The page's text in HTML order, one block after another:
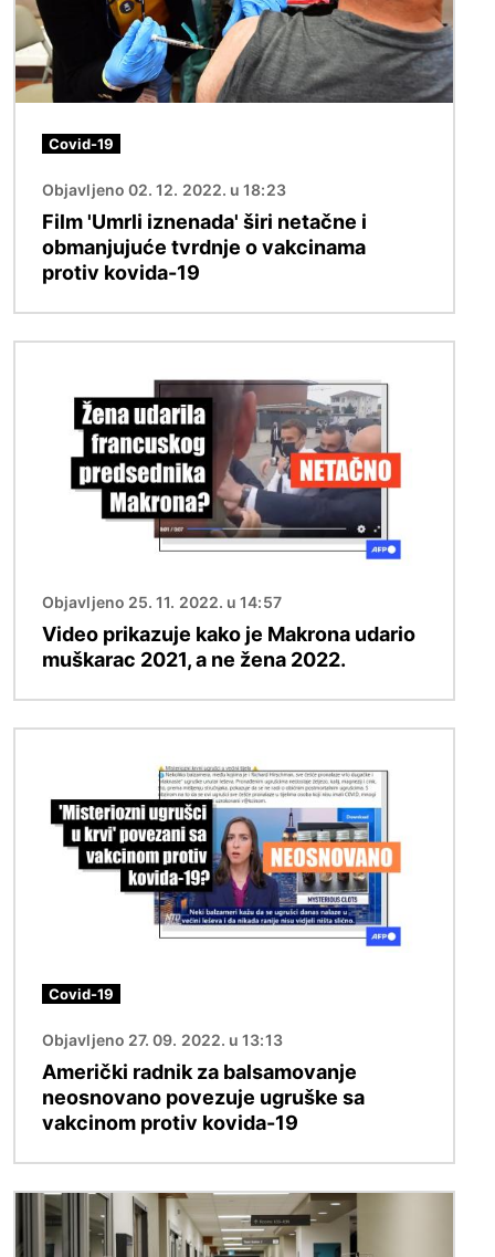
Covid-19
Objavljeno 02. 12. 2022. u 18:23
Film 'Umrli iznenada' širi netačne i
obmanjujuće tvrdnje o vakcinama
protiv kovida-19
Objavljeno 25. 11. 2022. u 14:57
Video prikazuje kako je Makrona udario
muškarac 2021, a ne žena 2022.
Covid-19
Objavljeno 27. 09. 2022. u 13:13
Američki radnik za balsamovanje
neosnovano povezuje ugruške sa
vakcinom protiv kovida-19
Image